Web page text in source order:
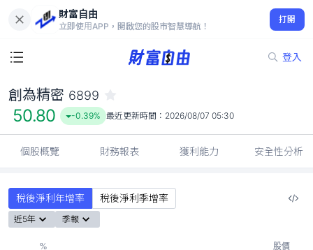
財富自由
立即使用APP，開啟您的股市智慧導航！
打開
登入
50.80
-0.39%
創為精密 6899
50.80 -0.39% 最近更新時間： 2026/08/07 05:30
個股概覽 財務報表 獲利能力 安全性分析
稅後淨利年增率 稅後淨利季增率
近5年 季報